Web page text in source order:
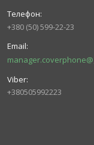
+380 (50) 599-22-23
+380505992223